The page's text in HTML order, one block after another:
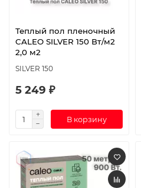
Теплый пол пленочный
CALEO SILVER 150 Вт/м2
2,0 м2
SILVER 150
5 249 ₽
В корзину